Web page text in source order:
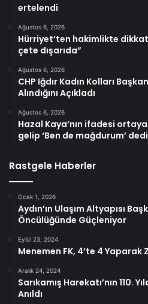
ertelendi
Ağustos 6, 2026
Hürriyet’ten hakimlikte dikkat
çete dışarıda”
Ağustos 6, 2026
CHP Iğdır Kadın Kolları
Alındığını Açıkladı
Ağustos 6, 2026
Hazal Kaya’nın ifadesi
gelip ‘Ben de mağdurum’ dedi
Rastgele Haberler
Ocak 1, 2026
Aydın’ın Ulaşım Altyapısı
Öncülüğünde Güçleniyor
Eylül 23, 2024
Menemen FK, 4’te 4 Yaparak
Aralık 24, 2024
Sarıkamış Harekatı’nın 110.
Anıldı